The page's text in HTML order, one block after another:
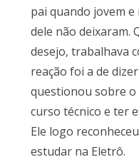
pai quando jovem
dele não deixaram.
desejo, trabalhava
reação foi a de
questionou sobre o
curso técnico e ter
Ele logo
estudar na Eletrô.